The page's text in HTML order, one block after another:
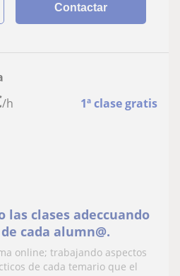
Contactar
/h 1ª clase gratis
las clases adeccuando
cada alumn@.
online; trabajando aspectos
de cada temario que el